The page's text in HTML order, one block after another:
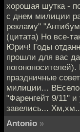
хорошая шутка -
с днем милиции
рекламу"
(цитата) Но все-
Юрич! Годы
прошли для вас
праздничные
милиции...
"Фаренгейт 9/11" и
завелись...
Antonio »